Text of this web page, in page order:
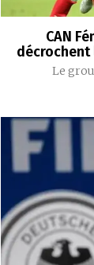
CAN
décrochent
Le